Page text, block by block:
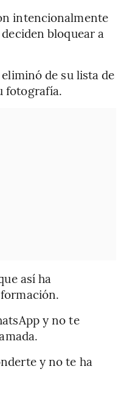
intencionalmente
bloquear a
de su lista de
fotografía.
así ha
y no te
y no te ha